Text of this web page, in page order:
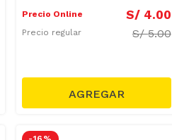
Precio Online S/ 4.00
Precio regular S/5.00